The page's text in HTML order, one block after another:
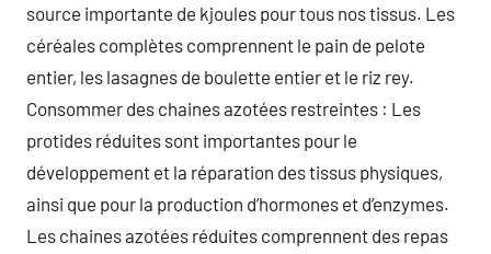
source importante de kjoules pour tous nos tissus. Les
céréales complètes comprennent le pain de pelote
entier, les lasagnes de boulette entier et le riz rey.
Consommer des chaines azotées restreintes : Les
protides réduites sont importantes pour le
développement et la réparation des tissus physiques,
ainsi que pour la production d’hormones et d’enzymes.
Les chaines azotées réduites comprennent des repas